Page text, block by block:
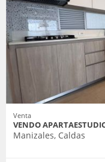
Venta
VENDO
Manizales, Caldas